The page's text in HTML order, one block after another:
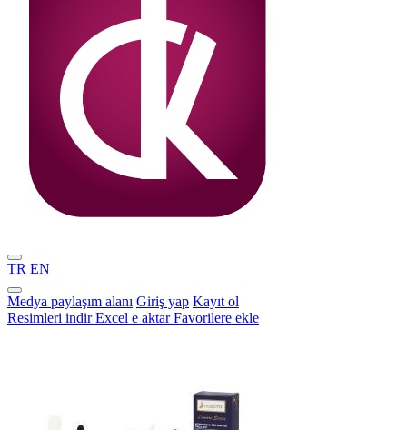
TR EN
Medya paylaşım alanı Giriş yap Kayıt ol
Resimleri indirExcel e aktarFavorilere ekle